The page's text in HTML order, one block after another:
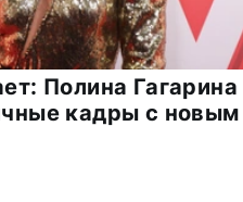
Полина Гагарина
кадры с новым